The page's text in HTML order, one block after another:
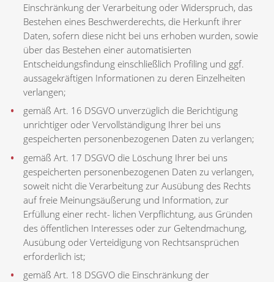
Einschränkung der Verarbeitung oder Widerspruch, das
Bestehen eines Beschwerderechts, die Herkunft ihrer
Daten, sofern diese nicht bei uns erhoben wurden, sowie
über das Bestehen einer automatisierten
Entscheidungsfindung einschließlich Profiling und ggf.
aussagekräftigen Informationen zu deren Einzelheiten
verlangen;
gemäß Art. 16 DSGVO unverzüglich die Berichtigung
unrichtiger oder Vervollständigung Ihrer bei uns
gespeicherten personenbezogenen Daten zu verlangen;
gemäß Art. 17 DSGVO die Löschung Ihrer bei uns
gespeicherten personenbezogenen Daten zu verlangen,
soweit nicht die Verarbeitung zur Ausübung des Rechts
auf freie Meinungsäußerung und Information, zur
Erfüllung einer recht- lichen Verpflichtung, aus Gründen
des öffentlichen Interesses oder zur Geltendmachung,
Ausübung oder Verteidigung von Rechtsansprüchen
erforderlich ist;
gemäß Art. 18 DSGVO die Einschränkung der